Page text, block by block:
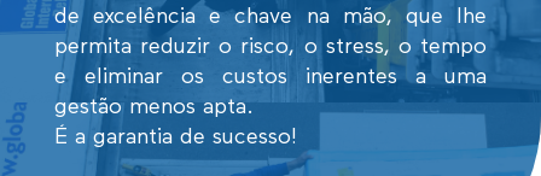
de excelência e chave na mão, que lhe
permita reduzir o risco, o stress, o tempo
e eliminar os custos inerentes a uma
gestão menos apta.
É a garantia de sucesso!